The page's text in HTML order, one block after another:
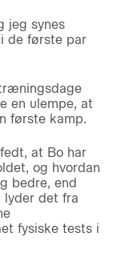
jeg synes
de første par
en ulempe, at
første kamp.
at Bo har
og hvordan
bedre, end
lyder det fra
fysiske tests i